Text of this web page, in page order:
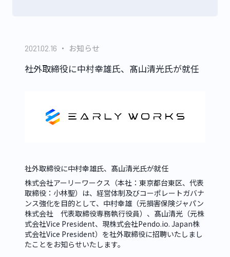
WORKS
GLS
2021.02.16 お知らせ
社外取締役に中村幸雄氏、髙山清光氏が就任
社外取締役に中村幸雄氏、髙山清光氏が就任
株式会社アーリーワークス（本社：東京都台東区、代表
取締役：小林聖）は、経営体制及びコーポレートガバナ
ンス強化を目的として、中村幸雄（元損害保険ジャパン
株式会社　代表取締役専務執行役員）、髙山清光（元株
式会社Vice President、 現株式会社Pendo.io. Japan株
式会社Vice President）を社外取締役に招聘いたしまし
たことをお知らせいたします。